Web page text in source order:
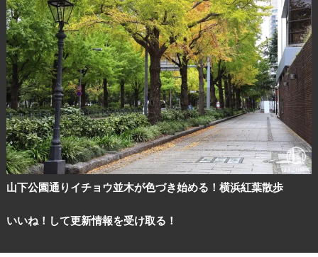
山下公園通りイチョウ並木が色づき始める！横浜紅葉散歩
いいね！して更新情報を受け取る！